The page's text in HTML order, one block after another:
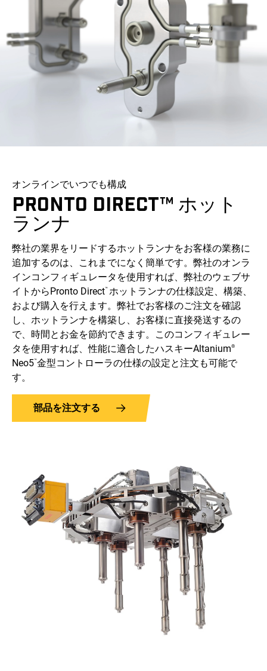
オンラインでいつでも構成
PRONTO DIRECT™ ホット
ランナ
弊社の業界をリードするホットランナをお客様の業務に
追加するのは、これまでになく簡単です。弊社のオンラ
インコンフィギュレータを使用すれば、弊社のウェブサ
イトからPronto Direct™ ホットランナの仕様設定、構築、
および購入を行えます。弊社でお客様のご注文を確認
し、ホットランナを構築し、お客様に直接発送するの
で、時間とお金を節約できます。このコンフィギュレー
タを使用すれば、性能に適合したハスキーAltanium®
Neo5™金型コントローラの仕様の設定と注文も可能で
す。
部品を注文する